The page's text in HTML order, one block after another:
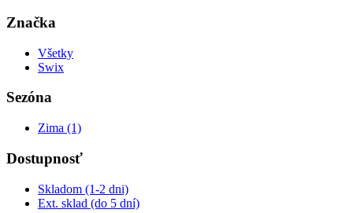
Značka
Všetky
Swix
Sezóna
Zima (1)
Dostupnosť
Skladom (1-2 dni)
Ext. sklad (do 5 dní)